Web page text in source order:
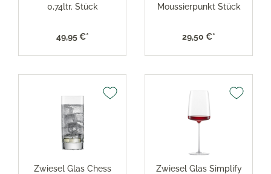
0,74ltr. Stück
49,95 €*
Moussierpunkt Stück
29,50 €*
Zwiesel Glas Chess Zwiesel Glas Simplify